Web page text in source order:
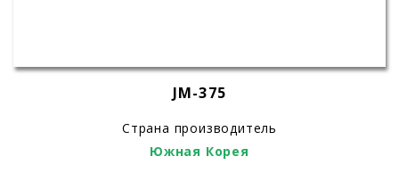
JM-375
Страна производитель
Южная Корея